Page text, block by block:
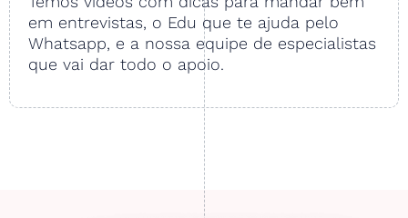
em entrevistas, o Edu que te ajuda pelo
Whatsapp, e a nossa equipe de especialistas
que vai dar todo o apoio.